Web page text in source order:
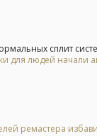
сплит
для людей начали
ремастера